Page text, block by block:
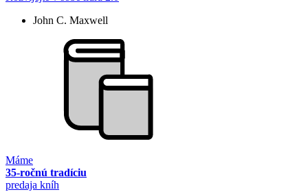
John C. Maxwell
Máme
35-ročnú tradíciu
predaja kníh